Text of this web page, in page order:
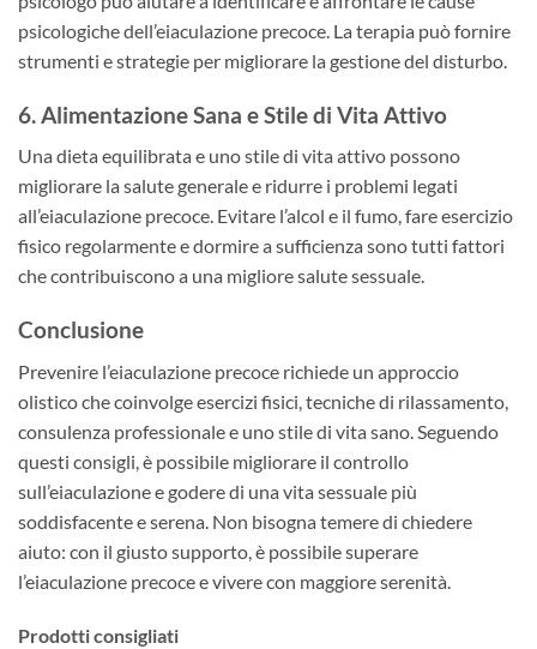
psicologiche dell’eiaculazione precoce. La terapia può fornire
strumenti e strategie per migliorare la gestione del disturbo.
6. Alimentazione Sana e Stile di Vita Attivo
Una dieta equilibrata e uno stile di vita attivo possono
migliorare la salute generale e ridurre i problemi legati
all’eiaculazione precoce. Evitare l’alcol e il fumo, fare esercizio
fisico regolarmente e dormire a sufficienza sono tutti fattori
che contribuiscono a una migliore salute sessuale.
Conclusione
Prevenire l’eiaculazione precoce richiede un approccio
olistico che coinvolge esercizi fisici, tecniche di rilassamento,
consulenza professionale e uno stile di vita sano. Seguendo
questi consigli, è possibile migliorare il controllo
sull’eiaculazione e godere di una vita sessuale più
soddisfacente e serena. Non bisogna temere di chiedere
aiuto: con il giusto supporto, è possibile superare
l’eiaculazione precoce e vivere con maggiore serenità.
Prodotti consigliati